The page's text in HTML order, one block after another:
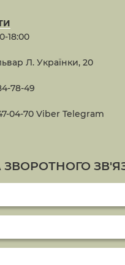
18:00
Л. Українки, 20
78-49
04-70 Viber Telegram